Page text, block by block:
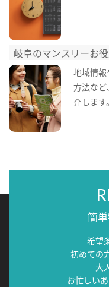
岐阜のマンスリーお
地域情
方法な
介します。
簡
希望
初めての
大
お忙しい